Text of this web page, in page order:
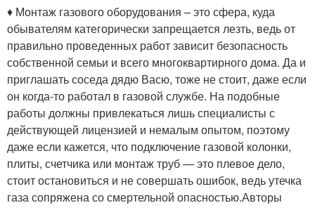
♦ Монтаж газового оборудования – это сфера, куда
обывателям категорически запрещается лезть, ведь от
правильно проведенных работ зависит безопасность
собственной семьи и всего многоквартирного дома. Да и
приглашать соседа дядю Васю, тоже не стоит, даже если
он когда-то работал в газовой службе. На подобные
работы должны привлекаться лишь специалисты с
действующей лицензией и немалым опытом, поэтому
даже если кажется, что подключение газовой колонки,
плиты, счетчика или монтаж труб — это плевое дело,
стоит остановиться и не совершать ошибок, ведь утечка
газа сопряжена со смертельной опасностью.Авторы